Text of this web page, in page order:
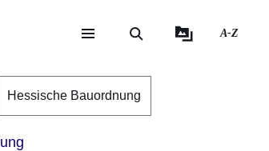
A-Z
Hessische Bauordnung